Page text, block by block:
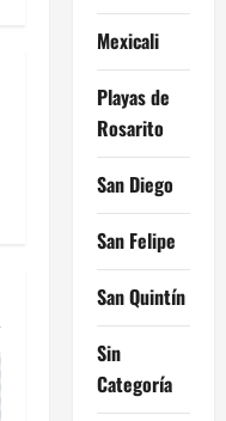
Mexicali
Playas de
Rosarito
San Diego
San Felipe
San Quintín
Sin
Categoría